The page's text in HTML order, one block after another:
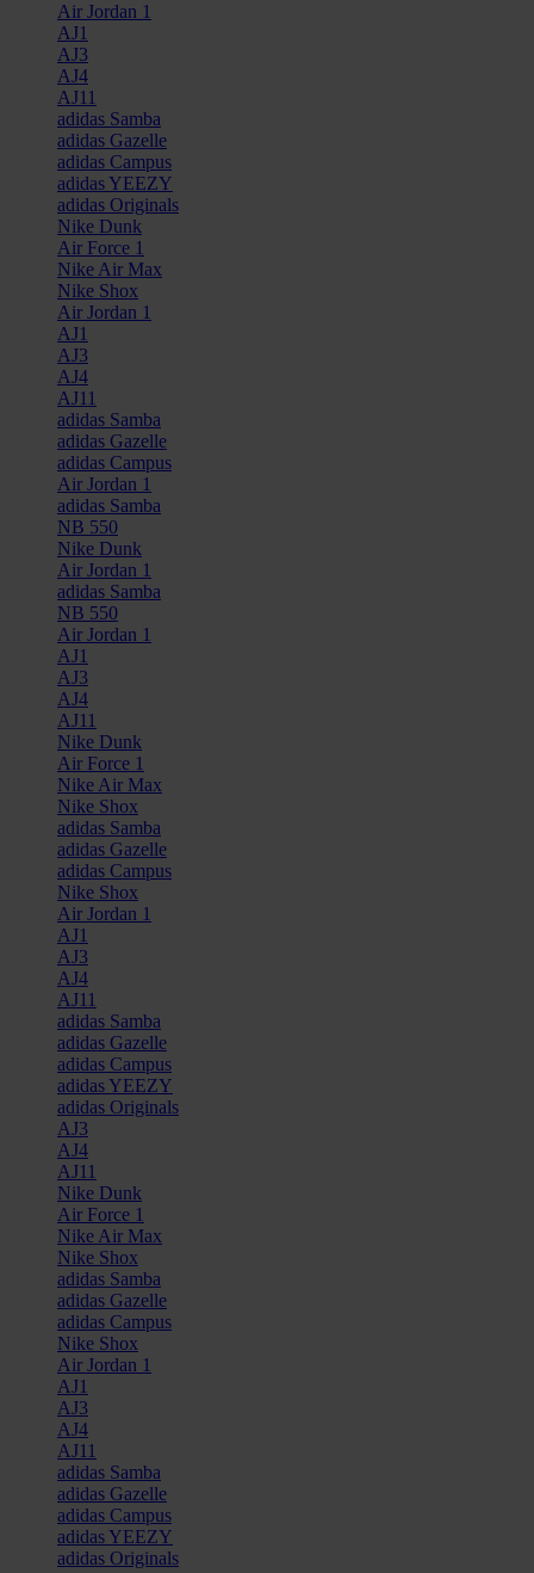
consentimiento en cualquier momento en la Declaración
de cookies.
Las cookies de este sitio web se usan para personalizar
el contenido y los anuncios, ofrecer funciones de redes
sociales y analizar el tráfico. Además, compartimos
información sobre el uso que haga del sitio web con
nuestros partners de redes sociales, publicidad y análisis
web, quienes pueden combinarla con otra información
que les haya proporcionado o que hayan recopilado a
partir del uso que haya hecho de sus servicios.
Air Jordan 1
AJ1
AJ3
AJ4
AJ11
adidas Samba
adidas Gazelle
adidas Campus
adidas YEEZY
adidas Originals
Nike Dunk
Air Force 1
Nike Air Max
Nike Shox
Air Jordan 1
AJ1
AJ3
AJ4
AJ11
adidas Samba
adidas Gazelle
adidas Campus
Air Jordan 1
adidas Samba
NB 550
Nike Dunk
Air Jordan 1
adidas Samba
NB 550
Air Jordan 1
AJ1
AJ3
AJ4
AJ11
Nike Dunk
Air Force 1
Nike Air Max
Nike Shox
adidas Samba
adidas Gazelle
adidas Campus
Nike Shox
Air Jordan 1
AJ1
AJ3
AJ4
AJ11
adidas Samba
adidas Gazelle
adidas Campus
adidas YEEZY
adidas Originals
AJ3
AJ4
AJ11
Nike Dunk
Air Force 1
Nike Air Max
Nike Shox
adidas Samba
adidas Gazelle
adidas Campus
Nike Shox
Air Jordan 1
AJ1
AJ3
AJ4
AJ11
adidas Samba
adidas Gazelle
adidas Campus
adidas YEEZY
adidas Originals